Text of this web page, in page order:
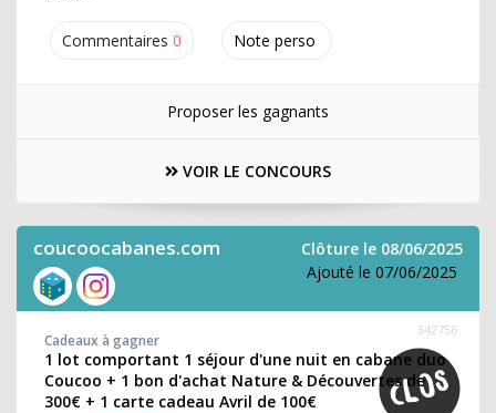
Commentaires 0 Note perso
Proposer les gagnants
VOIR LE CONCOURS
coucoocabanes.com
Clôture le 08/06/2025
Ajouté le 07/06/2025
342756
Cadeaux à gagner
1 lot comportant 1 séjour d'une nuit en cabane duo
Coucoo + 1 bon d'achat Nature & Découvertes de
300€ + 1 carte cadeau Avril de 100€